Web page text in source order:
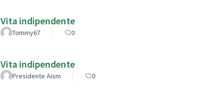
Vita indipendente
Tommy67 0
Vita indipendente
Presidente Aism 0